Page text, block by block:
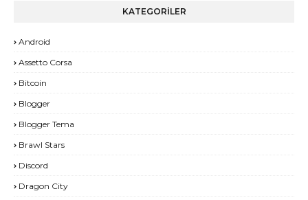
KATEGORİLER
Android
Assetto Corsa
Bitcoin
Blogger
Blogger Tema
Brawl Stars
Discord
Dragon City